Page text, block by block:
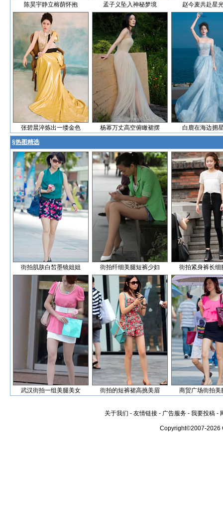
陈昊宇静立榕荫怀抱 孟子义坠入神秘梦境 赵今麦共赴星
张碧晨淬炼出一缕金色 杨幂万丈高空俯瞰裙摆 白鹿在海边拥
§热图精选
街拍肌肤白皙墨镜姐姐 街拍纤细美腿短裤少妇 街拍紧身裤长细
武汉街拍一组美腿美女 街拍的短裤裙高挑美眉 商贸广场街拍美
关于我们 - 友情链接 - 广告服务 - 我要投稿 -
Copyright©2007-2026